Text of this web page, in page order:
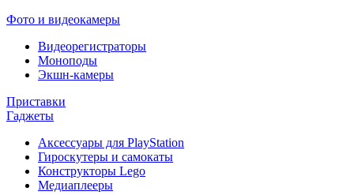
Фото и видеокамеры
Видеорегистраторы
Моноподы
Экшн-камеры
Приставки
Гаджеты
Аксессуары для PlayStation
Гироскутеры и самокаты
Конструкторы Lego
Медиаплееры